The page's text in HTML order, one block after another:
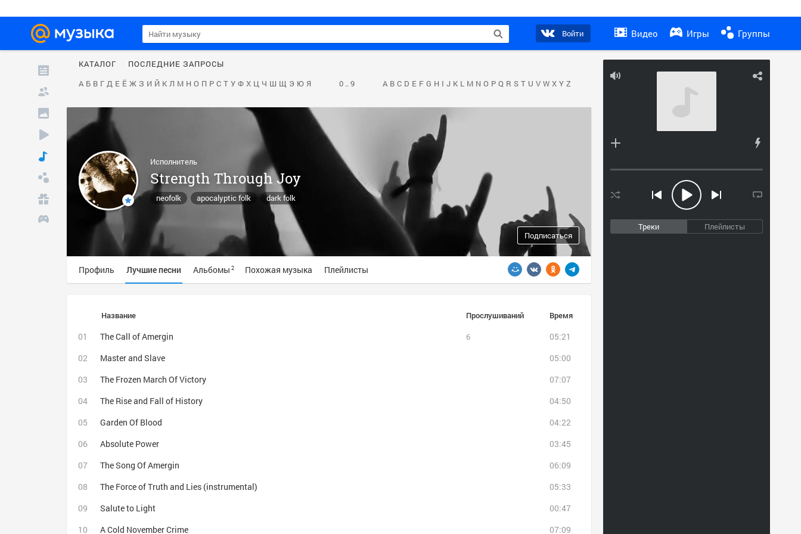
Войти Видео Игры Группы
Треки Плейлисты
КАТАЛОГ
ПОСЛЕДНИЕ ЗАПРОСЫ
А Б В Г Д Е Ё Ж З И Й К Л М Н О П Р С Т У Ф Х Ц Ч Ш Щ Э Ю Я 0 .. 9 A B C D E F G H I J K L M N O P Q R S T U V W X Y Z
Исполнитель
Strength Through Joy
neofolk apocalyptic folk dark folk
Подписаться
Профиль Лучшие песни Альбомы 2 Похожая музыка Плейлисты
Название Прослушиваний Время
The Call of Amergin 6
05:21
Master and Slave
05:00
The Frozen March Of Victory
07:07
The Rise and Fall of History
04:50
Garden Of Blood
04:22
Absolute Power
03:45
The Song Of Amergin
06:09
The Force of Truth and Lies (instrumental)
05:33
Salute to Light
00:47
A Cold November Crime
07:09